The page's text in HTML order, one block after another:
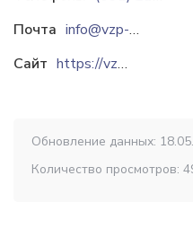
Почта
info@vzp-nn.ru
Сайт
https://vzp-nn.ru
Обновление данных:
Количество просмотров: